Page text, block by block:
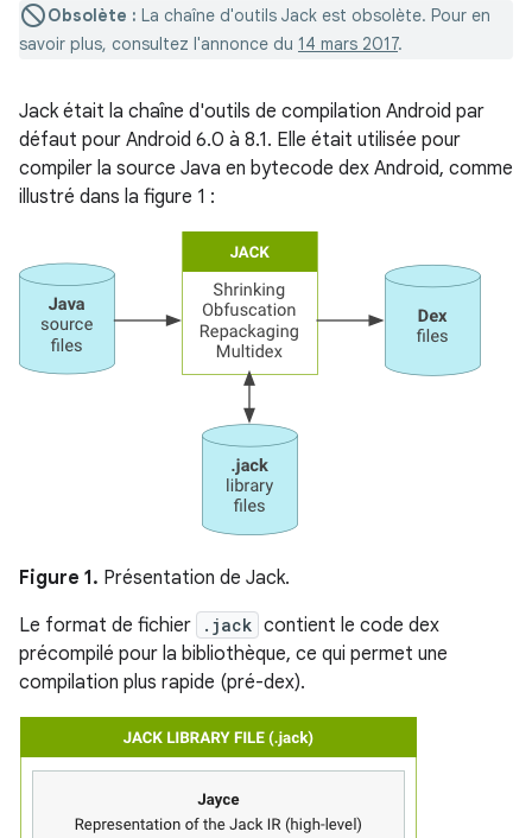
Obsolète : La chaîne d'outils Jack est obsolète. Pour en
savoir plus, consultez l'annonce du 14 mars 2017.
Jack était la chaîne d'outils de compilation Android par
défaut pour Android 6.0 à 8.1. Elle était utilisée pour
compiler la source Java en bytecode dex Android, comme
illustré dans la figure 1 :
Figure 1. Présentation de Jack.
Le format de fichier
.jack contient le code dex
précompilé pour la bibliothèque, ce qui permet une
compilation plus rapide (pré-dex).